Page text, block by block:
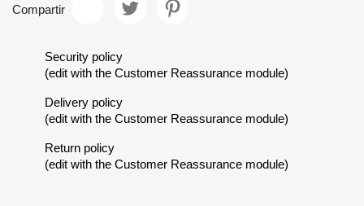
Compartir
Security policy
(edit with the Customer Reassurance module)
Delivery policy
(edit with the Customer Reassurance module)
Return policy
(edit with the Customer Reassurance module)